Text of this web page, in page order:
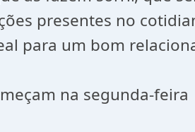
presentes no
para um bom
na segunda-feira